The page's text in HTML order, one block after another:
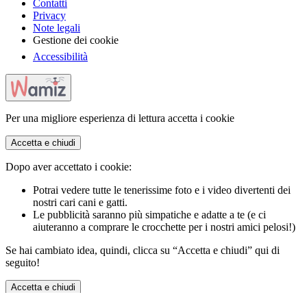
Contatti
Privacy
Note legali
Gestione dei cookie
Accessibilità
Per una migliore esperienza di lettura accetta i cookie
Accetta e chiudi
Dopo aver accettato i cookie:
Potrai vedere tutte le tenerissime foto e i video divertenti dei
nostri cari cani e gatti.
Le pubblicità saranno più simpatiche e adatte a te (e ci
aiuteranno a comprare le crocchette per i nostri amici pelosi!)
Se hai cambiato idea, quindi, clicca su “Accetta e chiudi” qui di
seguito!
Accetta e chiudi